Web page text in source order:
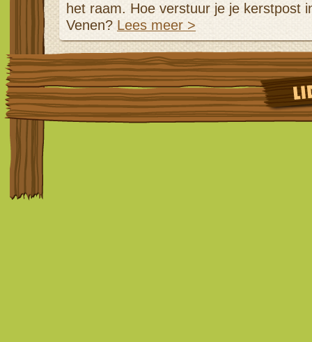
het raam. Hoe verstuur je je kerstpost
Venen? Lees meer >